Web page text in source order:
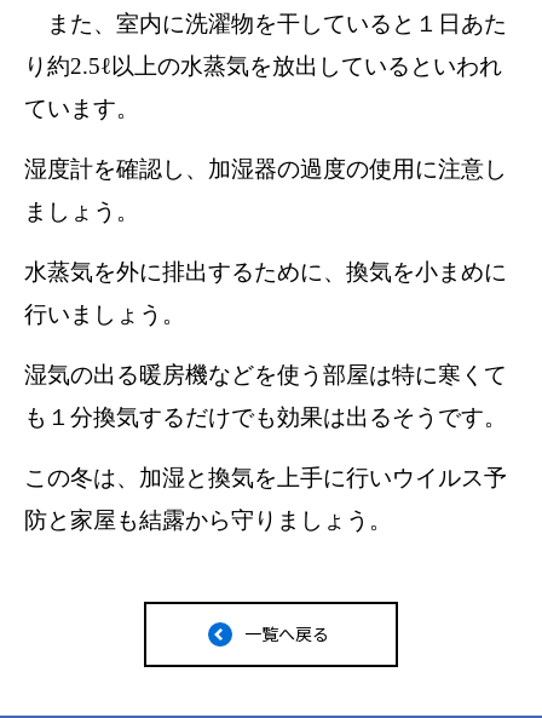
また、室内に洗濯物を干していると１日あた
り約2.5ℓ以上の水蒸気を放出しているといわれ
ています。
湿度計を確認し、加湿器の過度の使用に注意し
ましょう。
水蒸気を外に排出するために、換気を小まめに
行いましょう。
湿気の出る暖房機などを使う部屋は特に寒くて
も１分換気するだけでも効果は出るそうです。
この冬は、加湿と換気を上手に行いウイルス予
防と家屋も結露から守りましょう。
一覧へ戻る